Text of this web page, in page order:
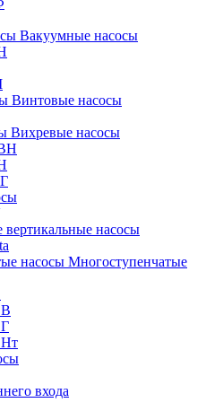
Вакуумные насосы
Винтовые насосы
Вихревые насосы
насосы
Многоступенчатые
входа